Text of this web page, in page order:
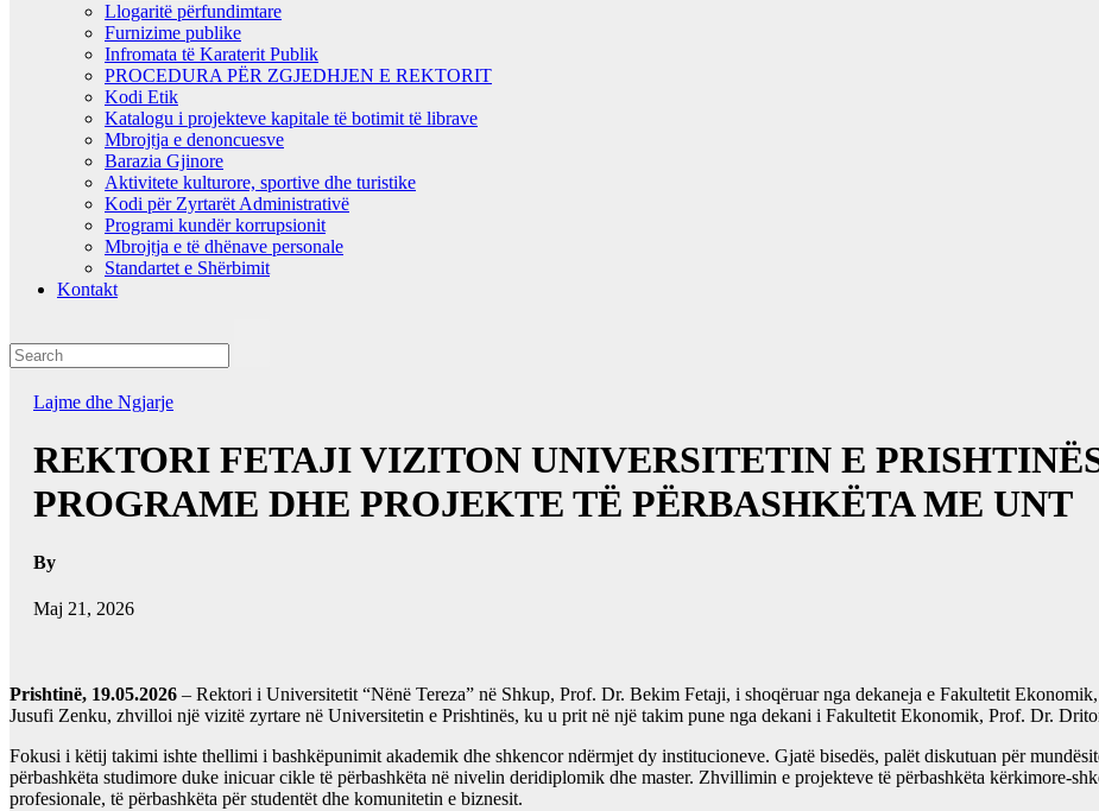
Llogaritë përfundimtare
Furnizime publike
Infromata të Karaterit Publik
PROCEDURA PËR ZGJEDHJEN E REKTORIT
Kodi Etik
Katalogu i projekteve kapitale të botimit të librave
Mbrojtja e denoncuesve
Barazia Gjinore
Aktivitete kulturore, sportive dhe turistike
Kodi për Zyrtarët Administrativë
Programi kundër korrupsionit
Mbrojtja e të dhënave personale
Standartet e Shërbimit
Kontakt
Lajme dhe Ngjarje
REKTORI FETAJI VIZITON UNIVERSITETIN E
PROGRAME DHE PROJEKTE TË PËRBASHKËTA ME UNT
By
Maj 21, 2026
Prishtinë, 19.05.2026 – Rektori i Universitetit “Nënë Tereza” në Shkup, Prof. Dr. Bekim Fetaji, i shoqëruar nga dekaneja e Fakultetit
Jusufi Zenku, zhvilloi një vizitë zyrtare në Universitetin e Prishtinës, ku u prit në një takim pune nga dekani i Fakultetit Ekonomik, Prof. Dr.
​Fokusi i këtij takimi ishte thellimi i bashkëpunimit akademik dhe shkencor ndërmjet dy institucioneve. Gjatë bisedës, palët diskutuan për
përbashkëta studimore duke inicuar cikle të përbashkëta në nivelin deridiplomik dhe master. Zhvillimin e projekteve të përbashkëta kërkimore-
profesionale, të përbashkëta për studentët dhe komunitetin e biznesit.